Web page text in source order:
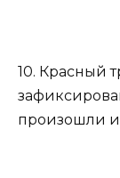
10. Красный
произошли